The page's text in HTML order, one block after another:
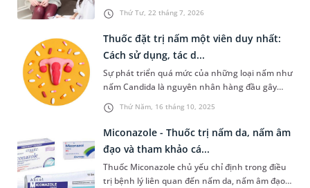
Thứ Tư, 22 tháng 7, 2026
ảnh hưởng đáng kể đến chất lượng cuộc sống.
Một trong số các thuốc được bác sỹ chỉ định
điều trị nhiễm nấm phụ khoa là viên đặt phụ
khoa trị nấm ngứa nhằm kiểm soát tác nhân
gây bệnh và cải thiện triệu chứng....
Thứ Năm, 16 tháng 10, 2025
Thuốc đặt trị nấm một viên duy nhất​:
Cách sử dụng, tác d...
Sự phát triển quá mức của những loại nấm như
nấm Candida là nguyên nhân hàng đầu gây
viêm nhiễm âm đạo. Trong một số trường hợp,
bác sĩ có thể chỉ định dùng thuốc đặt trị nấm
một viên duy nhất. Mặc dù chỉ dùng một lần
nhưng chị em vẫn cần tuân theo hướng dẫn
của bác sĩ, thận trọng theo dõi biểu h...
Miconazole - Thuốc trị nấm da, nấm âm
đạo và tham khảo cá...
Thuốc Miconazole chủ yếu chỉ định trong điều
trị bệnh lý liên quan đến nấm da, nấm âm đạo,